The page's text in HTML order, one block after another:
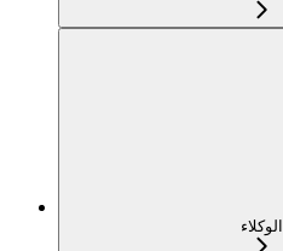
الوكلاء